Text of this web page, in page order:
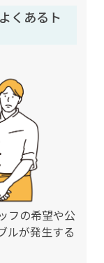
くあるト
フの希望や公
ルが発生する